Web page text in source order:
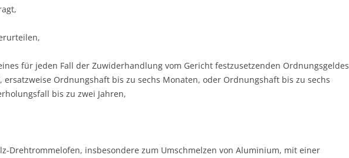
für jeden Fall der Zuwiderhandlung vom Gericht festzusetzenden Ordnungsgeldes
ersatzweise Ordnungshaft bis zu sechs Monaten, oder Ordnungshaft bis zu sechs
bis zu zwei Jahren,
Drehtrommelofen, insbesondere zum Umschmelzen von Aluminium, mit einer